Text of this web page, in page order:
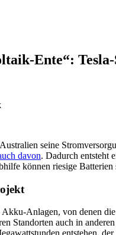
Ente“:
seine
davon. Dadurch entsteht
können riesige
Anlagen, von denen
Standorten auch in